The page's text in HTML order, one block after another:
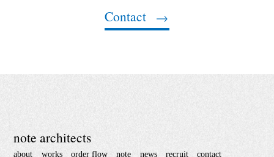
Contact
note architects
about works order flow note news recruit contact